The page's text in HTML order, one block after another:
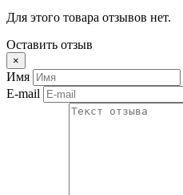
Для этого товара отзывов нет.
Оставить отзыв
×
Имя
E-mail